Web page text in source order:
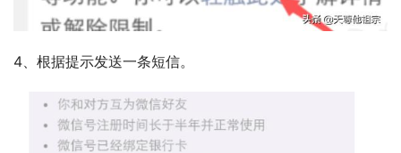
4、根据提示发送一条短信。